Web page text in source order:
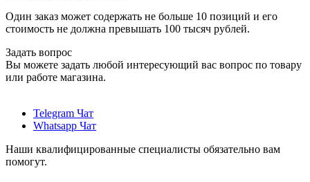
Один заказ может содержать не больше 10 позиций и его
стоимость не должна превышать 100 тысяч рублей.
Задать вопрос
Вы можете задать любой интересующий вас вопрос по товару
или работе магазина.
Telegram Чат
Whatsapp Чат
Наши квалифицированные специалисты обязательно вам
помогут.